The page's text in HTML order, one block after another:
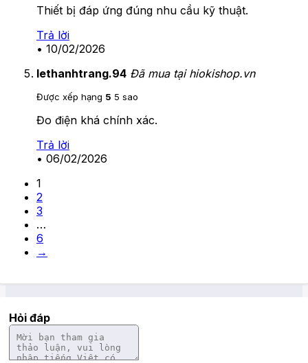
Thiết bị đáp ứng đúng nhu cầu kỹ thuật.
Trả lời
• 10/02/2026
lethanhtrang.94 Đã mua tại hiokishop.vn
Được xếp hạng 5 5 sao
Đo điện khá chính xác.
Trả lời
• 06/02/2026
1
2
3
…
6
→
Hỏi đáp